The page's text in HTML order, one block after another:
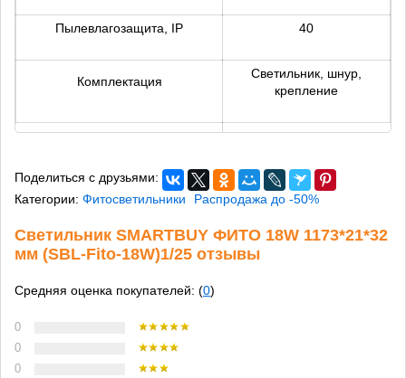
Пылевлагозащита, IP 40
Комплектация
Светильник, шнур,
крепление
Поделиться с друзьями:
Категории: Фитосветильники Распродажа до -50%
Светильник SMARTBUY ФИТО 18W 1173*21*32
мм (SBL-Fito-18W)1/25 отзывы
Средняя оценка покупателей: (0)
0
0
0